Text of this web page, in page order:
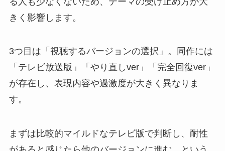
きく影響します。
3つ目は「視聴するバージョンの選択」。同作には
「テレビ放送版」「やり直しver」「完全回復ver」
が存在し、表現内容や過激度が大きく異なりま
す。
まずは比較的マイルドなテレビ版で判断し、耐性